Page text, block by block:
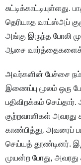
தெரியாத வாட்ஸ்அப்
அங்கு இருந்த போலி
ஆசை வார்த்தைகளைக்
அவர்களின் பேச்சை
இணைப்பு மூலம் ஒரு
பதிவிறக்கம்
குற்றவாளிகள்
காண்பித்து, அவரைப்
செய்யத் தூண்டினர்.
முயன்ற போது,